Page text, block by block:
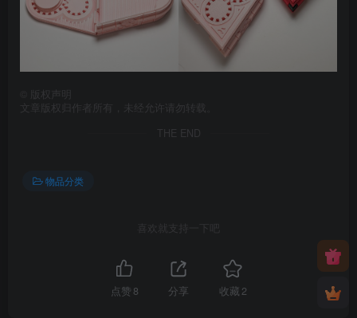
版权声明
文章版权归作者所有，未经允许请勿转载。
THE END
物品分类
喜欢就支持一下吧
点赞 8 分享 收藏2